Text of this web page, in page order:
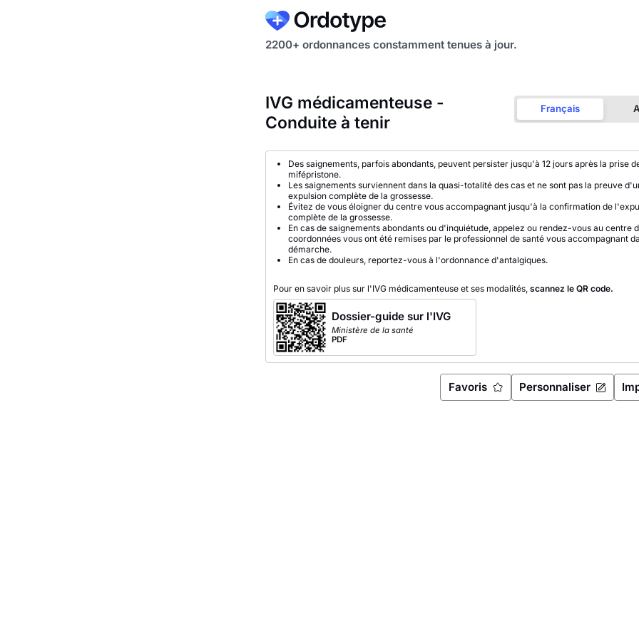
2200+ ordonnances constamment tenues à jour.
IVG médicamenteuse -
Conduite à tenir
Français
Des saignements, parfois abondants, peuvent persister jusqu'à 12 jours après la prise
mifépristone.
Les saignements surviennent dans la quasi-totalité des cas et ne sont pas la preuve
expulsion complète de la grossesse.
Évitez de vous éloigner du centre vous accompagnant jusqu'à la confirmation de
complète de la grossesse.
En cas de saignements abondants ou d'inquiétude, appelez ou rendez-vous au centre
coordonnées vous ont été remises par le professionnel de santé vous accompagnant
démarche.
En cas de douleurs, reportez-vous à l'ordonnance d'antalgiques.
Pour en savoir plus sur l'IVG médicamenteuse et ses modalités, scannez le QR code.
Dossier-guide sur l'IVG
Ministère de la santé
PDF
Favoris Personnaliser